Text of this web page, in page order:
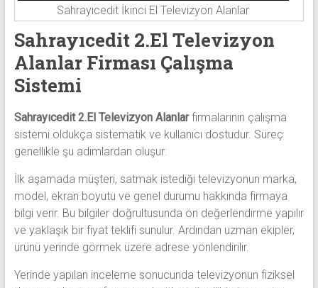
Sahrayıcedit İkinci El Televizyon Alanlar
Sahrayıcedit 2.El Televizyon
Alanlar Firması Çalışma
Sistemi
Sahrayıcedit 2.El Televizyon Alanlarfirmalarının çalışma
sistemi oldukça sistematik ve kullanıcı dostudur. Süreç
genellikle şu adımlardan oluşur:
İlk aşamada müşteri, satmak istediği televizyonun marka,
model, ekran boyutu ve genel durumu hakkında firmaya
bilgi verir. Bu bilgiler doğrultusunda ön değerlendirme yapılır
ve yaklaşık bir fiyat teklifi sunulur. Ardından uzman ekipler,
ürünü yerinde görmek üzere adrese yönlendirilir.
Yerinde yapılan inceleme sonucunda televizyonun fiziksel